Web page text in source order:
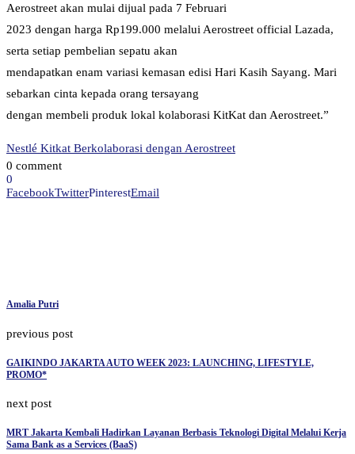
Aerostreet akan mulai dijual pada 7 Februari
2023 dengan harga Rp199.000 melalui Aerostreet official Lazada,
serta setiap pembelian sepatu akan
mendapatkan enam variasi kemasan edisi Hari Kasih Sayang. Mari
sebarkan cinta kepada orang tersayang
dengan membeli produk lokal kolaborasi KitKat dan Aerostreet.”
Nestlé Kitkat Berkolaborasi dengan Aerostreet
0 comment
0
FacebookTwitterPinterestEmail
Amalia Putri
previous post
GAIKINDO JAKARTA AUTO WEEK 2023: LAUNCHING, LIFESTYLE,
PROMO*
next post
MRT Jakarta Kembali Hadirkan Layanan Berbasis Teknologi Digital Melalui Kerja
Sama Bank as a Services (BaaS)